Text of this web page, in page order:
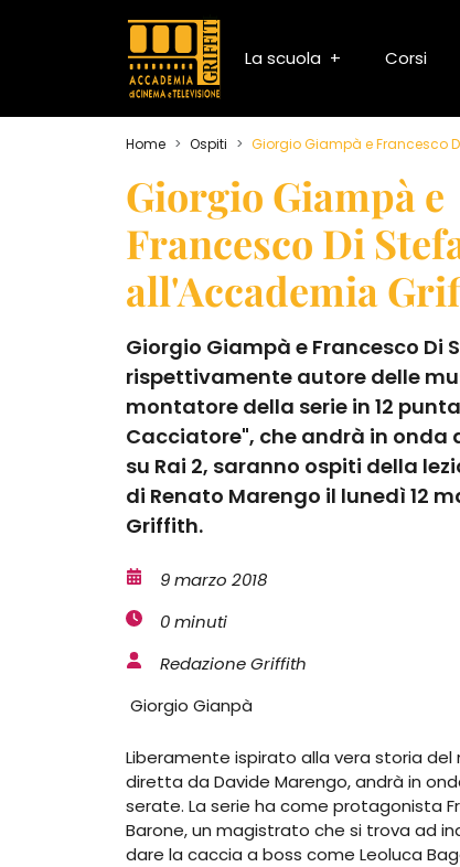
La scuola Corsi
Home Ospiti Giorgio Giampà e Francesco
Giorgio Giampà e
Francesco Di
all'Accademia
Giorgio Giampà e Francesco Di
rispettivamente autore delle
montatore della serie in 12
Cacciatore", che andrà in onda
su Rai 2, saranno ospiti della
di Renato Marengo il lunedì 12
Griffith.
9 marzo 2018
0 minuti
Redazione Griffith
Giorgio Gianpà
Liberamente ispirato alla vera storia
diretta da Davide Marengo, andrà in
serate. La serie ha come protagonista
Barone, un magistrato che si trova ad
dare la caccia a boss come Leoluca